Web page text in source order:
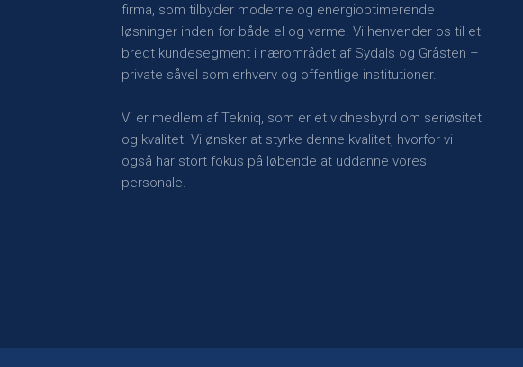
firma, som tilbyder moderne og energioptimerende
løsninger inden for både el og varme. Vi henvender os til et
bredt kundesegment i nærområdet af Sydals og Gråsten –
private såvel som erhverv og offentlige institutioner.
Vi er medlem af Tekniq, som er et vidnesbyrd om seriøsitet
og kvalitet. Vi ønsker at styrke denne kvalitet, hvorfor vi
også har stort fokus på løbende at uddanne vores
personale.